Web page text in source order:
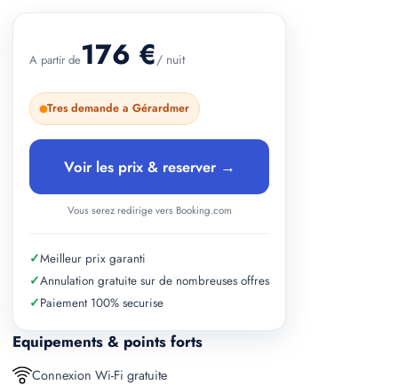
Equipements & points forts
Connexion Wi-Fi gratuite
A partir de176 €/ nuit
Tres demande a Gérardmer
Voir les prix & reserver →
Vous serez redirige vers Booking.com
✓Meilleur prix garanti
✓Annulation gratuite sur de nombreuses offres
✓Paiement 100% securise